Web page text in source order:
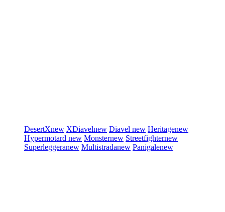
DesertXnew XDiavelnew Diavel new Heritagenew
Hypermotard new Monsternew Streetfighternew
Superleggeranew Multistradanew Panigalenew